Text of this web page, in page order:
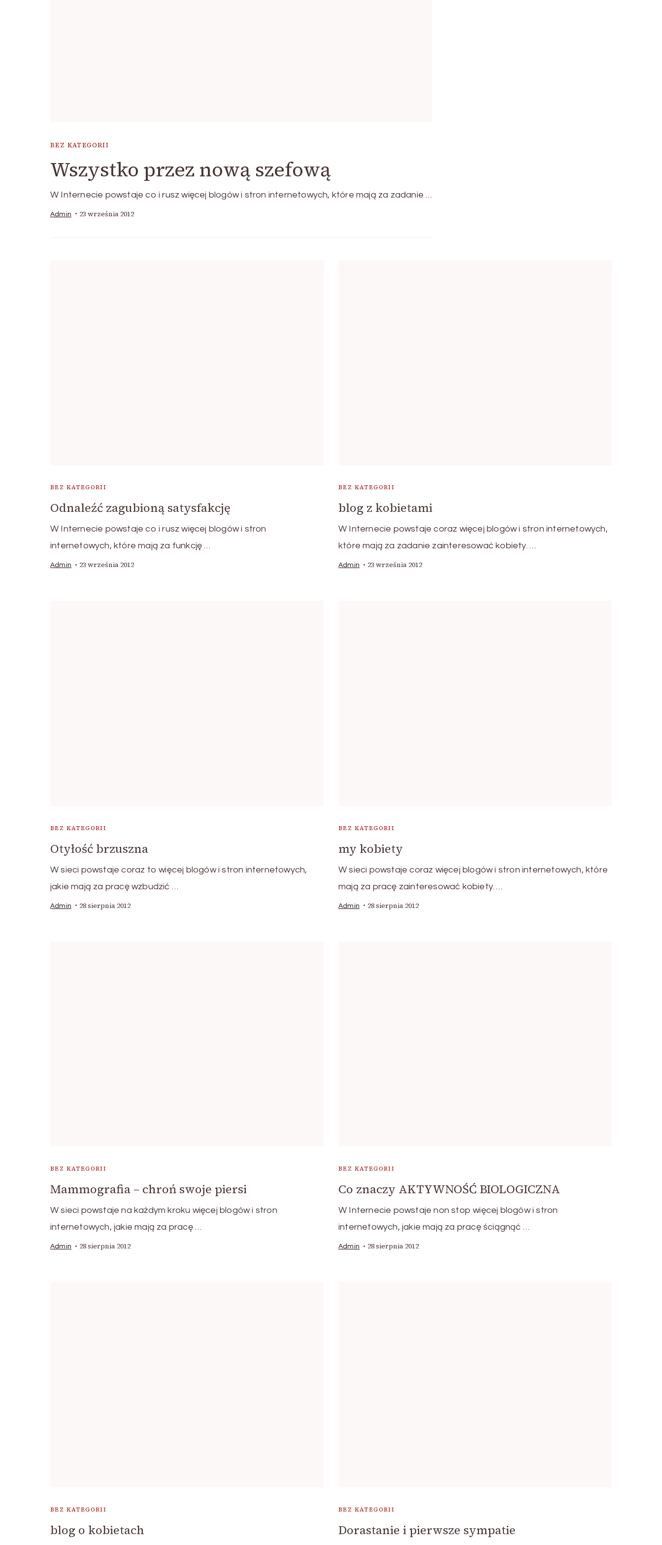
BEZ KATEGORII
Wszystko przez nową szefową
W Internecie powstaje co i rusz więcej blogów i stron internetowych, które mają za zadanie …
Admin 23 września 2012
BEZ KATEGORII
Odnaleźć zagubioną satysfakcję
W Internecie powstaje co i rusz więcej blogów i stron
internetowych, które mają za funkcję …
Admin 23 września 2012
BEZ KATEGORII
blog z kobietami
W Internecie powstaje coraz więcej blogów i stron internetowych,
które mają za zadanie zainteresować kobiety. …
Admin 23 września 2012
BEZ KATEGORII
Otyłość brzuszna
W sieci powstaje coraz to więcej blogów i stron internetowych,
jakie mają za pracę wzbudzić …
Admin 28 sierpnia 2012
BEZ KATEGORII
my kobiety
W sieci powstaje coraz więcej blogów i stron internetowych, które
mają za pracę zainteresować kobiety. …
Admin 28 sierpnia 2012
BEZ KATEGORII
Mammografia – chroń swoje piersi
W sieci powstaje na każdym kroku więcej blogów i stron
internetowych, jakie mają za pracę …
Admin 28 sierpnia 2012
BEZ KATEGORII
Co znaczy AKTYWNOŚĆ BIOLOGICZNA
W Internecie powstaje non stop więcej blogów i stron
internetowych, jakie mają za pracę ściągnąć …
Admin 28 sierpnia 2012
BEZ KATEGORII
blog o kobietach
BEZ KATEGORII
Dorastanie i pierwsze sympatie